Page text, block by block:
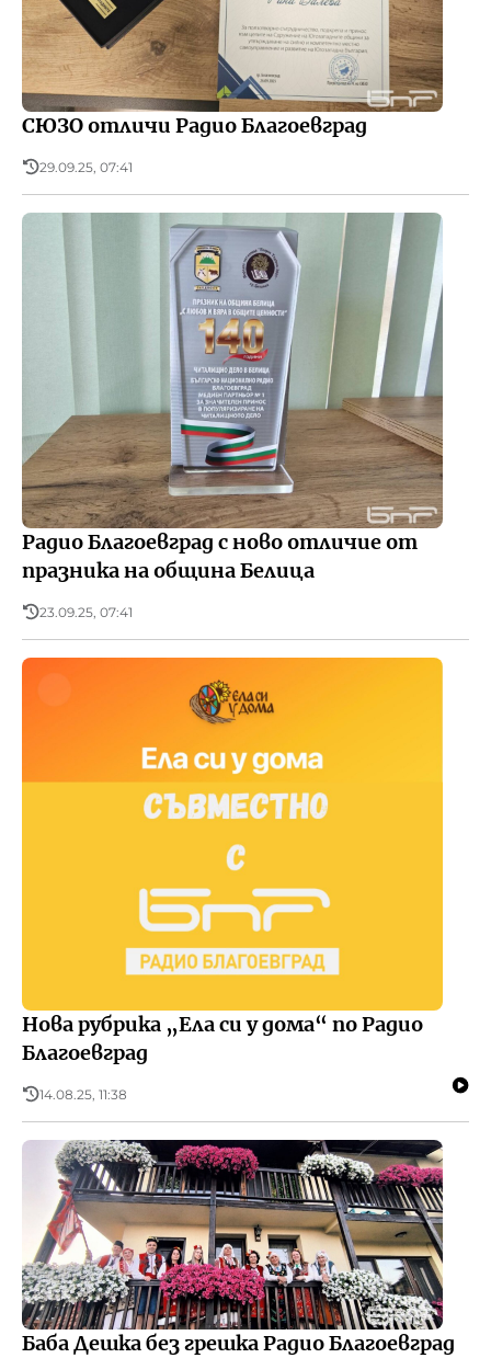
СЮЗО отличи Радио Благоевград
29.09.25, 07:41
Радио Благоевград с ново отличие от
празника на община Белица
23.09.25, 07:41
Нова рубрика „Ела си у дома“ по Радио
Благоевград
14.08.25, 11:38
Баба Дешка без грешка Радио Благоевград